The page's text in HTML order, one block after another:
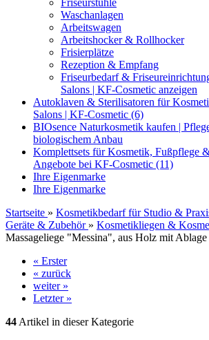
Friseurstühle
Waschanlagen
Arbeitswagen
Arbeitshocker & Rollhocker
Frisierplätze
Rezeption & Empfang
Friseurbedarf &
Salons | KF-Cosmetic anzeigen
Autoklaven & Sterilisatoren für
Salons | KF-Cosmetic (6)
BIOsence Naturkosmetik kaufen |
biologischem Anbau
Komplettsets für Kosmetik, Fußpflege
Angebote bei KF-Cosmetic (11)
Ihre Eigenmarke
Ihre Eigenmarke
Startseite » Kosmetikbedarf für Studio &
Geräte & Zubehör » Kosmetikliegen &
Massageliege "Messina", aus Holz mit
« Erster
« zurück
weiter »
Letzter »
44 Artikel in dieser Kategorie